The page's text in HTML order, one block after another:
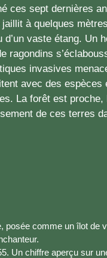
ces sept dernières
à quelques
vaste étang. Un
ragondins
invasives
avec des espèces
La forêt est
de ces terres
posée comme un îlot de
Un chiffre aperçu sur